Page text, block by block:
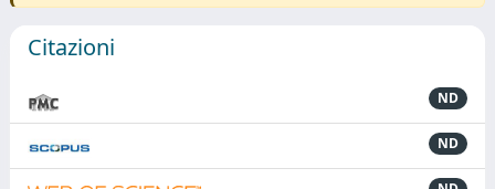
Citazioni
ND
ND